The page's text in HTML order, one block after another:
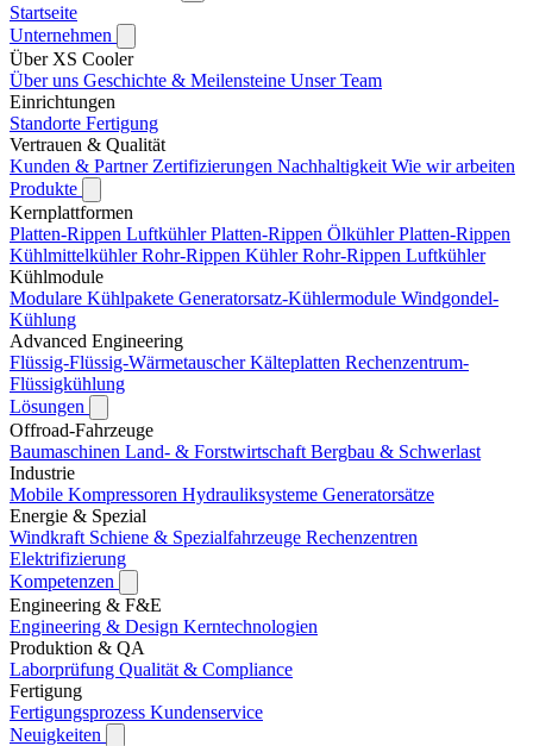
Startseite
Unternehmen
Über XS Cooler
Über uns Geschichte & Meilensteine Unser Team
Einrichtungen
Standorte Fertigung
Vertrauen & Qualität
Kunden & Partner Zertifizierungen Nachhaltigkeit Wie wir arbeiten
Produkte
Kernplattformen
Platten-Rippen LuftkühlerPlatten-Rippen ÖlkühlerPlatten-Rippen
KühlmittelkühlerRohr-Rippen KühlerRohr-Rippen Luftkühler
Kühlmodule
Modulare Kühlpakete Generatorsatz-Kühlermodule Windgondel-
Kühlung
Advanced Engineering
Flüssig-Flüssig-WärmetauscherKälteplatten Rechenzentrum-
Flüssigkühlung
Lösungen
Offroad-Fahrzeuge
Baumaschinen Land- & Forstwirtschaft Bergbau & Schwerlast
Industrie
Mobile Kompressoren Hydrauliksysteme Generatorsätze
Energie & Spezial
Windkraft Schiene & Spezialfahrzeuge Rechenzentren
Elektrifizierung
Kompetenzen
Engineering & F&E
Engineering & Design Kerntechnologien
Produktion & QA
Laborprüfung Qualität & Compliance
Fertigung
Fertigungsprozess Kundenservice
Neuigkeiten